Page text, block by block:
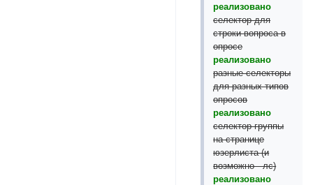
реализовано
селектор для
строки вопроса в
опросе
реализовано
разные селекторы
для разных типов
опросов
реализовано
селектор группы
на странице
юзерлиста (и
возможно - лс)
реализовано